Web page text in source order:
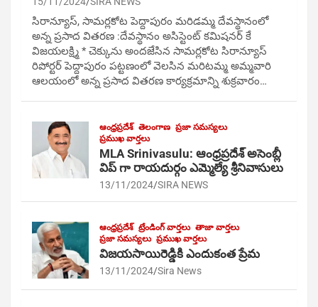
సిరాన్యూస్, సామర్లకోట పెద్దాపురం మరిడమ్మ దేవస్థానంలో
అన్న ప్రసాద వితరణ :దేవస్థానం అసిస్టెంట్ కమిషనర్ కే
విజయలక్ష్మి * చెక్కును అందజేసిన సామర్లకోట సిరాన్యూస్
రిపోర్టర్ పెద్దాపురం పట్టణంలో వెలసిన మరిటమ్మ అమ్మవారి
ఆలయంలో అన్న ప్రసాద వితరణ కార్యక్రమాన్ని శుక్రవారం…
ఆంధ్రప్రదేశ్ తెలంగాణ ప్రజా సమస్యలు
ప్రముఖ వార్తలు
MLA Srinivasulu: ఆంధ్రప్రదేశ్ అసెంబ్లీ
విప్ గా రాయదుర్గం ఎమ్మెల్యే శ్రీనివాసులు
13/11/2024 SIRA NEWS
ఆంధ్రప్రదేశ్ ట్రేండింగ్ వార్తలు తాజా వార్తలు
ప్రజా సమస్యలు ప్రముఖ వార్తలు
విజయసాయిరెడ్డికి ఎందుకంత ప్రేమ
13/11/2024 Sira News